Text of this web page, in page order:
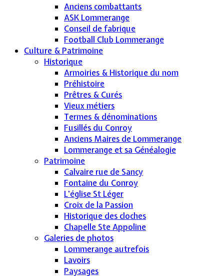
Anciens combattants
ASK Lommerange
Conseil de fabrique
Football Club Lommerange
Culture & Patrimoine
Historique
Armoiries & Historique du nom
Préhistoire
Prêtres & Curés
Vieux métiers
Termes & dénominations
Fusillés du Conroy
Anciens Maires de Lommerange
Lommerange et sa Généalogie
Patrimoine
Calvaire rue de Sancy
Fontaine du Conroy
L'église St Léger
Croix de la Passion
Historique des cloches
Chapelle Ste Appoline
Galeries de photos
Lommerange autrefois
Lavoirs
Paysages